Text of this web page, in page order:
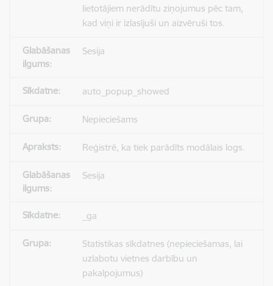
lietotājiem nerādītu ziņojumus pēc tam,
kad viņi ir izlasījuši un aizvēruši tos.
Sesija
auto_popup_showed
Nepieciešams
Reģistrē, ka tiek parādīts modālais logs.
Sesija
_ga
Statistikas sīkdatnes (nepieciešamas, lai
uzlabotu vietnes darbību un
pakalpojumus)